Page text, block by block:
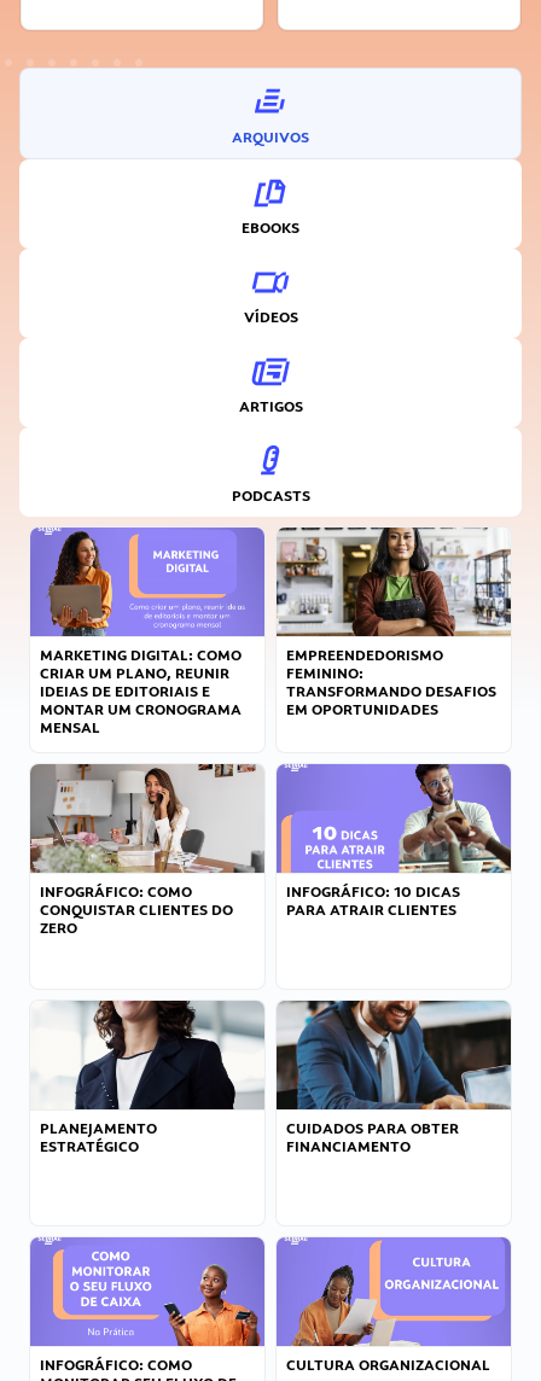
ARQUIVOS
EBOOKS
VÍDEOS
ARTIGOS
PODCASTS
MARKETING DIGITAL: COMO
CRIAR UM PLANO, REUNIR
IDEIAS DE EDITORIAIS E
MONTAR UM CRONOGRAMA
MENSAL
EMPREENDEDORISMO
FEMININO:
TRANSFORMANDO DESAFIOS
EM OPORTUNIDADES
INFOGRÁFICO: COMO
CONQUISTAR CLIENTES DO
ZERO
INFOGRÁFICO: 10 DICAS
PARA ATRAIR CLIENTES
PLANEJAMENTO
ESTRATÉGICO
CUIDADOS PARA OBTER
FINANCIAMENTO
INFOGRÁFICO: COMO
CULTURA ORGANIZACIONAL